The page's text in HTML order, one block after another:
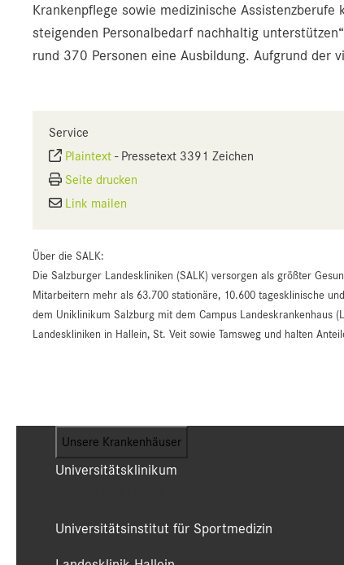
Krankenpflege sowie medizinische
steigenden Personalbedarf nachhaltig
rund 370 Personen eine Ausbildung. Aufgrund der
Service
Plaintext - Pressetext 3391 Zeichen
Seite drucken
Link mailen
Über die SALK:
Die Salzburger Landeskliniken (SALK) versorgen als größter
Mitarbeitern mehr als 63.700 stationäre, 10.600 tagesklinische
dem Uniklinikum Salzburg mit dem Campus Landeskrankenhaus
Landeskliniken in Hallein, St. Veit sowie Tamsweg und halten
Unsere Krankenhäuser
Universitätsklinikum
Universitätsinstitut für Sportmedizin